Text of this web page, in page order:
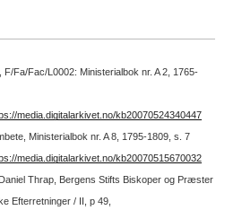
Fa/Fac/L0002: Ministerialbok nr. A 2, 1765-
media.digitalarkivet.no/kb20070524340447
Ministerialbok nr. A 8, 1795-1809, s. 7
media.digitalarkivet.no/kb20070515670032
Thrap, Bergens Stifts Biskoper og Præster
Efterretninger / II, p 49,